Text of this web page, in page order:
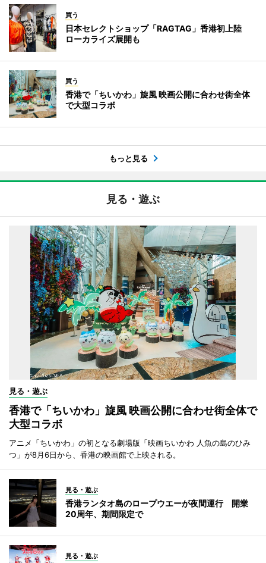
買う
日本セレクトショップ「RAGTAG」香港初上陸
ローカライズ展開も
買う
香港で「ちいかわ」旋風 映画公開に合わせ街全体
で大型コラボ
もっと見る
見る・遊ぶ
見る・遊ぶ
香港で「ちいかわ」旋風 映画公開に合わせ街全体で
大型コラボ
アニメ「ちいかわ」の初となる劇場版「映画ちいかわ 人魚の島のひみ
つ」が8月6日から、香港の映画館で上映される。
見る・遊ぶ
香港ランタオ島のロープウエーが夜間運行 開業
20周年、期間限定で
見る・遊ぶ